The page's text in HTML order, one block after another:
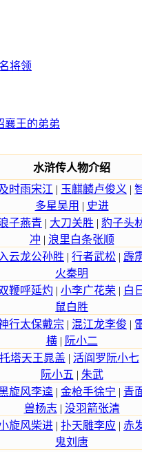
将领
襄王的弟弟
水浒传人物介绍
时雨宋江 | 玉麒麟卢俊义 |
多星吴用 | 史进
子燕青 | 大刀关胜 | 豹子头
冲 | 浪里白条张顺
入云龙公孙胜 | 行者武松 | 霹
火秦明
鞭呼延灼 | 小李广花荣 | 白
鼠白胜
行太保戴宗 | 混江龙李俊 |
横| 阮小二
托塔天王晁盖 | 活阎罗阮小七
阮小五 | 朱武
旋风李逵 | 金枪手徐宁 | 青
兽杨志| 没羽箭张清
旋风柴进 | 扑天雕李应 | 赤
鬼刘唐